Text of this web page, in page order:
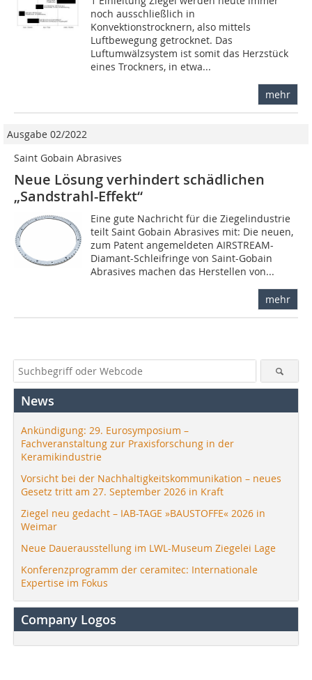
noch ausschließlich in
Konvektionstrocknern, also mittels
Luftbewegung getrocknet. Das
Luftumwälzsystem ist somit das Herzstück
eines Trockners, in etwa...
mehr
Ausgabe 02/2022
Saint Gobain Abrasives
Neue Lösung verhindert schädlichen
„Sandstrahl-Effekt“
Eine gute Nachricht für die Ziegelindustrie
teilt Saint Gobain Abrasives mit: Die neuen,
zum Patent angemeldeten AIRSTREAM-
Diamant-Schleifringe von Saint-Gobain
Abrasives machen das Herstellen von...
mehr
News
Ankündigung: 29. Eurosymposium –
Fachveranstaltung zur Praxisforschung in der
Keramikindustrie
Vorsicht bei der Nachhaltigkeitskommunikation – neues
Gesetz tritt am 27. September 2026 in Kraft
Ziegel neu gedacht – IAB-TAGE »BAUSTOFFE« 2026 in
Weimar
Neue Dauerausstellung im LWL-Museum Ziegelei Lage
Konferenzprogramm der ceramitec: Internationale
Expertise im Fokus
Company Logos